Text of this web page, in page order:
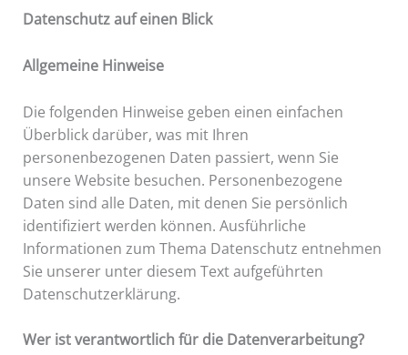
Datenschutz auf einen Blick
Allgemeine Hinweise
Die folgenden Hinweise geben einen einfachen
Überblick darüber, was mit Ihren
personenbezogenen Daten passiert, wenn Sie
unsere Website besuchen. Personenbezogene
Daten sind alle Daten, mit denen Sie persönlich
identifiziert werden können. Ausführliche
Informationen zum Thema Datenschutz entnehmen
Sie unserer unter diesem Text aufgeführten
Datenschutzerklärung.
Wer ist verantwortlich für die Datenverarbeitung?